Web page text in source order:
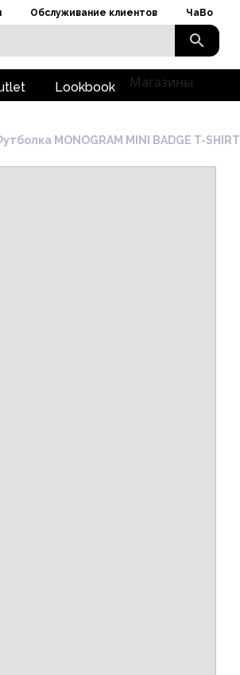
Обслуживание клиентов ЧаВо
Lookbook Магазины
MONOGRAM MINI BADGE T-SHIRT